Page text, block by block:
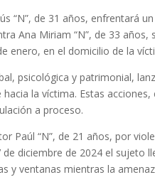
“N”, de 31 años, enfrentará
Ana Miriam “N”, de 33
enero, en el domicilio de la
psicológica y patrimonial,
la víctima. Estas
a proceso.
Paúl “N”, de 21 años, por
de diciembre de 2024 el
y ventanas mientras la